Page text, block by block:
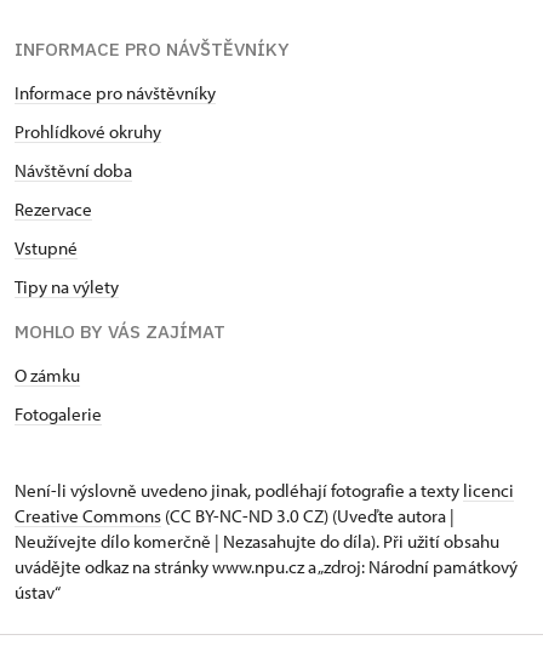
INFORMACE PRO NÁVŠTĚVNÍKY
Informace pro návštěvníky
Prohlídkové okruhy
Návštěvní doba
Rezervace
Vstupné
Tipy na výlety
MOHLO BY VÁS ZAJÍMAT
O zámku
Fotogalerie
Není-li výslovně uvedeno jinak, podléhají fotografie a texty licenci
Creative Commons (CC BY-NC-ND 3.0 CZ) (Uveďte autora |
Neužívejte dílo komerčně | Nezasahujte do díla). Při užití obsahu
uvádějte odkaz na stránky www.npu.cz a „zdroj: Národní památkový
ústav“